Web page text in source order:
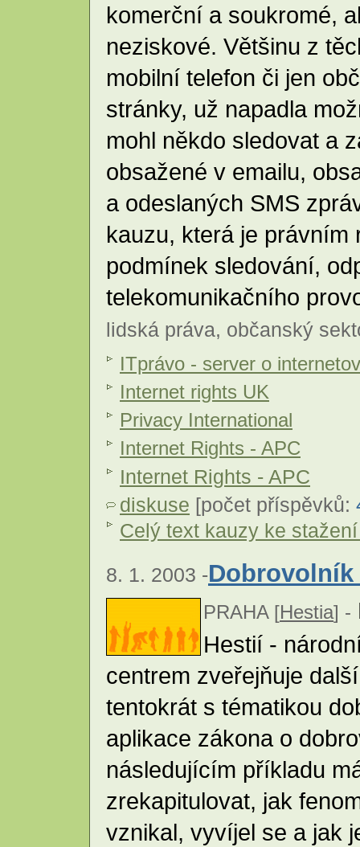
komerční a soukromé,
neziskové. Většinu z
mobilní telefon či jen
stránky, už napadla
mohl někdo sledovat a
obsažené v emailu,
a odeslaných SMS
kauzu, která je právním
podmínek sledování,
telekomunikačního
lidská práva, občanský
ITprávo - server o
Internet rights UK
Privacy International
Internet Rights - APC
Internet Rights - APC
diskuse [počet příspěvků:
Celý text kauzy ke
8. 1. 2003 -Dobrovolník
PRAHA [Hestia] -
Hestií -
centrem zveřejňuje
tentokrát s tématikou
aplikace zákona o
následujícím příkladu
zrekapitulovat, jak
vznikal, vyvíjel se a jak